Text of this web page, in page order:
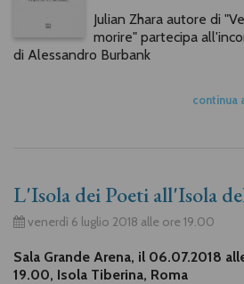
Julian Zhara autore di
morire" partecipa
di Alessandro Burbank
continua
L'Isola dei Poeti all'Isola
venerdì 6 luglio 2018 alle ore 19.00
Sala Grande Arena, il 06.07.2018
19.00, Isola Tiberina, Roma